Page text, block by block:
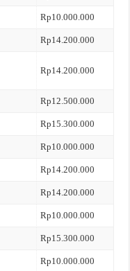
Rp10.000.000
Rp14.200.000
Rp14.200.000
Rp12.500.000
Rp15.300.000
Rp10.000.000
Rp14.200.000
Rp14.200.000
Rp10.000.000
Rp15.300.000
Rp10.000.000